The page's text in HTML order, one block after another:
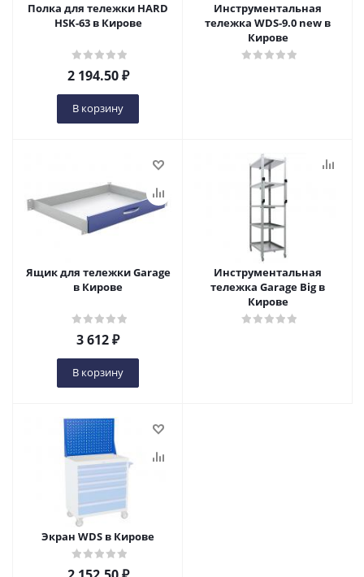
Полка для тележки HARD
HSK-63 в Кирове
2 194.50₽
В корзину
Инструментальная
тележка WDS-9.0 new в
Кирове
Ящик для тележки Garage
в Кирове
3 612₽
В корзину
Инструментальная
тележка Garage Big в
Кирове
Экран WDS в Кирове